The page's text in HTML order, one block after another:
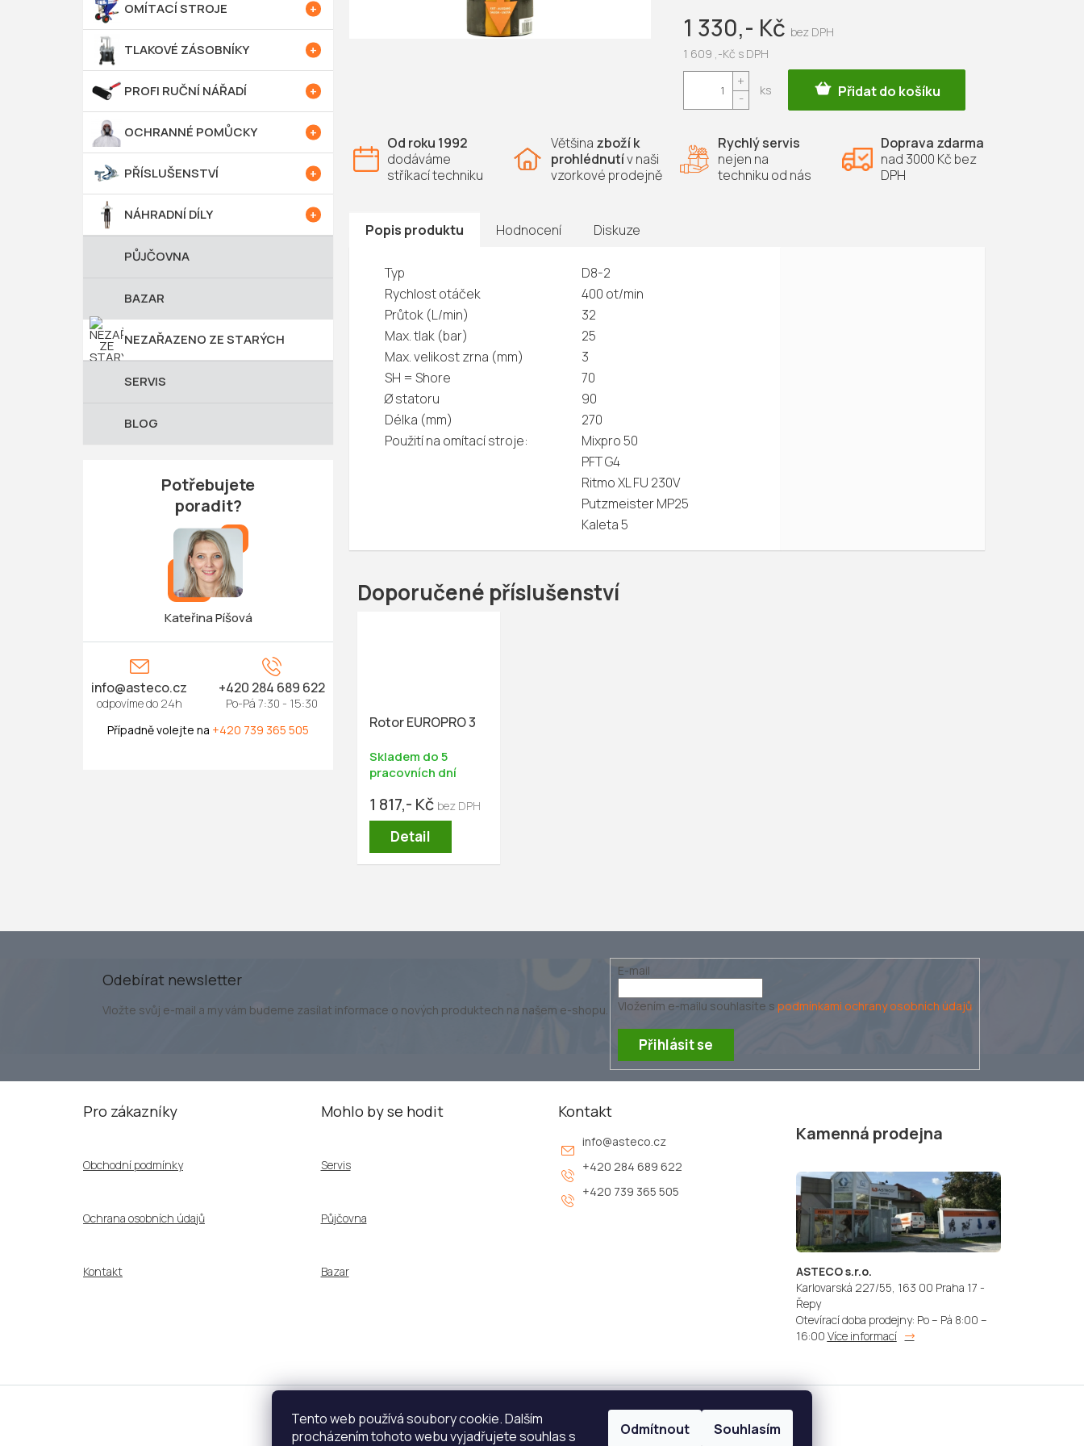
Tento web používá soubory cookie. Dalším
procházením tohoto webu vyjadřujete souhlas s
Odmítnout Souhlasím
OMÍTACÍ STROJE
TLAKOVÉ ZÁSOBNÍKY
PROFI RUČNÍ NÁŘADÍ
OCHRANNÉ POMŮCKY
PŘÍSLUŠENSTVÍ
NÁHRADNÍ DÍLY
PŮJČOVNA
BAZAR
NEZAŘAZENO ZE STARÝCH
SERVIS
BLOG
Potřebujete
poradit?
Kateřina Píšová
info@asteco.cz +420 284 689 622
Případně volejte na +420 739 365 505
1 330,- Kč
1 609 ,-Kč s DPH
Měrná
Přidat do košíku
Doporučené příslušenství
Rotor EUROPRO 3
Skladem do 5
pracovních dní
1 817,- Kč
Detail
Od roku 1992
dodáváme
stříkací techniku
Většina zboží k
prohlédnutív naši
vzorkové prodejně
Rychlý servis
nejen na
techniku od nás
Doprava zdarma
nad 3000 Kč bez
DPH
Popis produktu Hodnocení Diskuze
Typ
Rychlost otáček
Průtok (L/min)
Max. tlak (bar)
Max. velikost zrna (mm)
SH = Shore
Ø statoru
Délka (mm)
Použití na omítací stroje:
D8-2
400 ot/min
32
25
3
70
90
270
Mixpro 50
PFT G4
Ritmo XL FU 230V
Putzmeister MP25
Kaleta 5
Odebírat newsletter
Vložte svůj e-mail a my vám budeme zasílat informace o nových produktech na našem e-shopu.
E-mail
Vložením e-mailu souhlasíte s podmínkami ochrany osobních údajů
Přihlásit se
Pro zákazníky
Obchodní podmínky
Ochrana osobních údajů
Kontakt
Mohlo by se hodit
Servis
Půjčovna
Bazar
Kontakt
info@asteco.cz
+420 284 689 622
+420 739 365 505
Kamenná prodejna
ASTECO s.r.o.
Karlovarská 227/55, 163 00 Praha 17 -
Řepy
Otevírací doba prodejny: Po – Pá 8:00 –
16:00 Více informací
Doprava: Platba: